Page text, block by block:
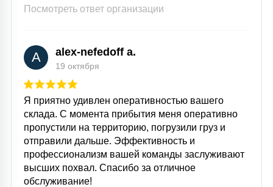
Посмотреть ответ организации
A alex-nefedoff a.
19 октября
Я приятно удивлен оперативностью вашего
склада. С момента прибытия меня оперативно
пропустили на территорию, погрузили груз и
отправили дальше. Эффективность и
профессионализм вашей команды заслуживают
высших похвал. Спасибо за отличное
обслуживание!